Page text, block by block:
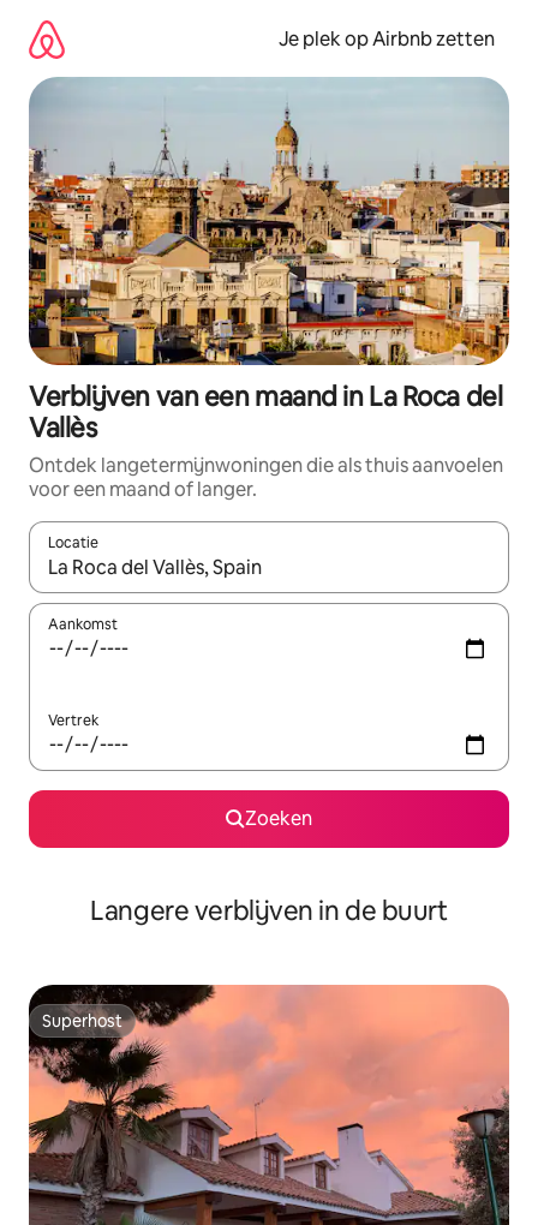
direct
naar
inhoud
Je plek op Airbnb zetten
Verblijven van een maand in La Roca del
Vallès
Ontdek langetermijnwoningen die als thuis aanvoelen
voor een maand of langer.
Locatie
Wanneer er resultaten beschikbaar zijn, maak je een keuze
Aankomst
Vertrek
Zoeken
Langere verblijven in de buurt
Superhost
Superhost